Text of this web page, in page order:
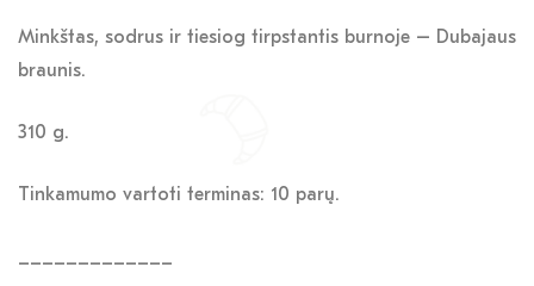
Minkštas, sodrus ir tiesiog tirpstantis burnoje – Dubajaus
braunis.
310 g.
Tinkamumo vartoti terminas: 10 parų.